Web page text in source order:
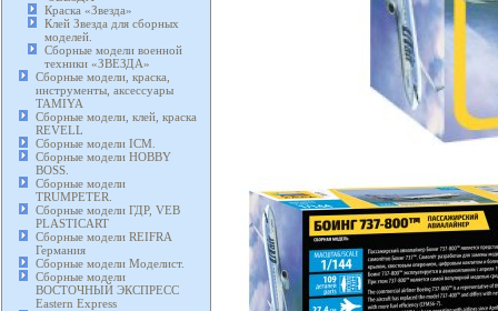
Краска «Звезда»
Клей Звезда для сборных
моделей.
Сборные модели военной
техники «ЗВЕЗДА»
Сборные модели, краска,
инструменты, аксессуары
TAMIYA
Сборные модели, клей, краска
REVELL
Сборные модели ICM.
Сборные модели HOBBY
BOSS.
Сборные модели
TRUMPETER.
Сборные модели ГДР, VEB
PLASTICART
Сборные модели REIFRA
Германия
Сборные модели Моделист.
Сборные модели
ВОСТОЧНЫЙ ЭКСПРЕСС
Eastern Express